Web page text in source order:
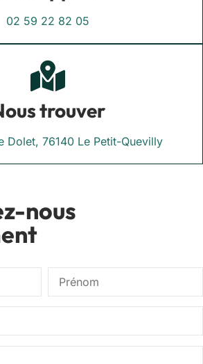
02 59 22 82 05
trouver
Dolet, 76140 Le Petit-Quevilly
nous